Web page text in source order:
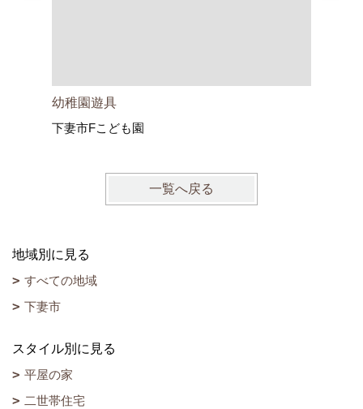
幼稚園遊具
下妻市Fこども園
一覧へ戻る
地域別に見る
すべての地域
下妻市
スタイル別に見る
平屋の家
二世帯住宅